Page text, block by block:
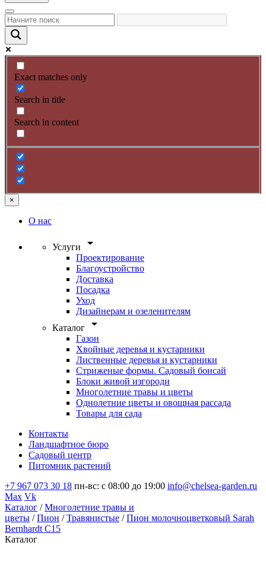
Exact matches only
Search in title
Search in content
×
О нас
Услуги arrow_drop_down
Проектирование
Благоустройство
Доставка
Посадка
Уход
Дизайнерам и озеленителям
Каталог
arrow_drop_down
Газон
Хвойные деревья и кустарники
Лиственные деревья и кустарники
Стриженые формы. Садовый бонсай
Блоки живой изгороди
Многолетние травы и цветы
Однолетние цветы и овощная рассада
Товары для сада
Контакты
Ландшафтное бюро
Садовый центр
Питомник растений
+7 967 073 30 18 пн-вс: с 08:00 до 19:00 info@chelsea-garden.ru
Max Vk
Каталог /Многолетние травы и
цветы /Пион /Травянистые /Пион молочноцветковый Sarah
Bernhardt C15
Каталог